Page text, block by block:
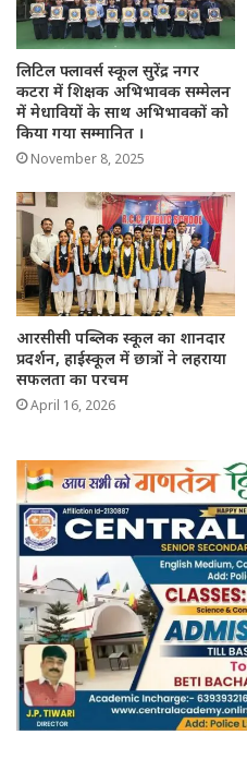
लिटिल फ्लावर्स स्कूल सुरेंद्र नगर
कटरा में शिक्षक अभिभावक सम्मेलन
में मेधावियों के साथ अभिभावकों को
किया गया सम्मानित ।
November 8, 2025
आरसीसी पब्लिक स्कूल का शानदार
प्रदर्शन, हाईस्कूल में छात्रों ने लहराया
सफलता का परचम
April 16, 2026